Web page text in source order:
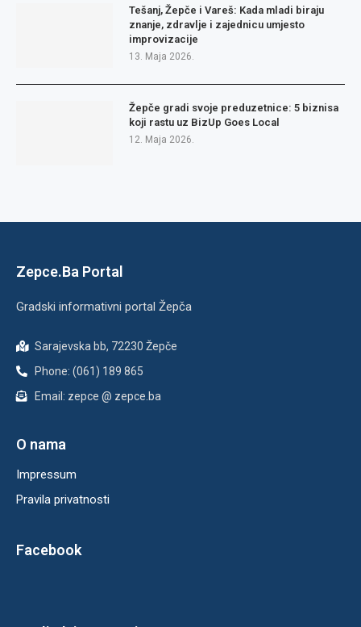
Tešanj, Žepče i Vareš: Kada mladi biraju
znanje, zdravlje i zajednicu umjesto
improvizacije
13. Maja 2026.
Žepče gradi svoje preduzetnice: 5 biznisa
koji rastu uz BizUp Goes Local
12. Maja 2026.
Zepce.Ba Portal
Gradski informativni portal Žepča
Sarajevska bb, 72230 Žepče
Phone: (061) 189 865
Email: zepce @ zepce.ba
O nama
Impressum
Pravila privatnosti
Facebook